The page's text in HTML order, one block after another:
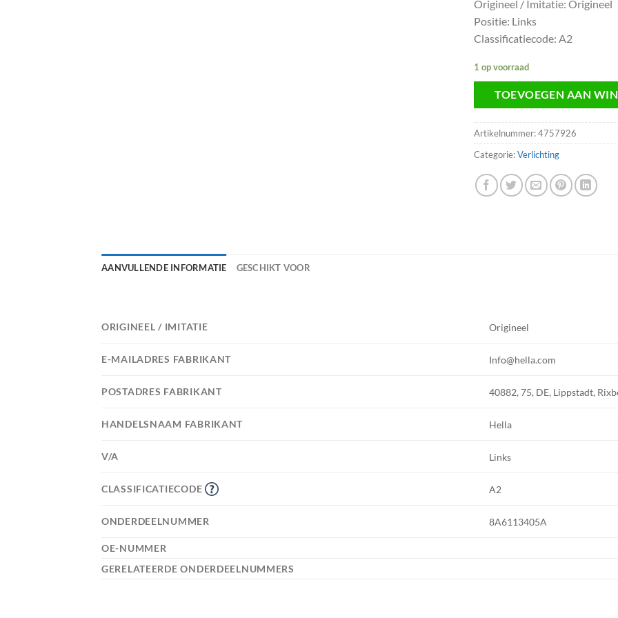
Origineel / Imitatie: Origineel
Positie: Links
Classificatiecode: A2
1 op voorraad
TOEVOEGEN AAN
Artikelnummer:4757926
Categorie:Verlichting
AANVULLENDE INFORMATIE GESCHIKT VOOR
ORIGINEEL / IMITATIE Origineel
E-MAILADRES FABRIKANT Info@hella.com
POSTADRES FABRIKANT 40882, 75, DE, Lippstadt,
HANDELSNAAM FABRIKANT Hella
V/A Links
CLASSIFICATIECODE A2
ONDERDEELNUMMER 8A6113405A
OE-NUMMER
GERELATEERDE ONDERDEELNUMMERS